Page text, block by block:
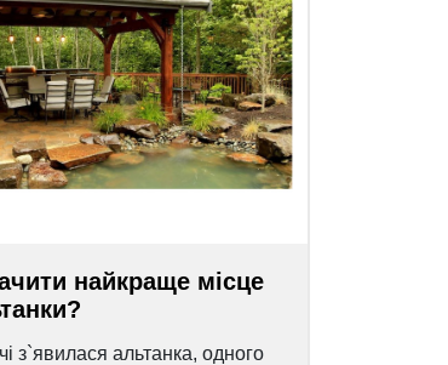
найкраще місце
з`явилася альтанка, одного